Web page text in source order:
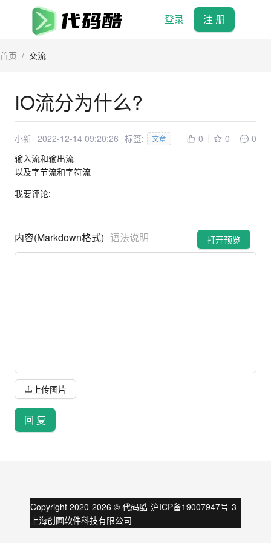
登录 注 册
首页 / 交流
IO流分为什么?
小新 2022-12-14 09:20:26 标签: 文章 0 0
0
输入流和输出流
以及字节流和字符流
我要评论:
内容(Markdown格式) 语法说明 打开预览
上传图片
回 复
Copyright 2020-2026 © 代码酷 沪ICP备19007947号-3
上海创圃软件科技有限公司